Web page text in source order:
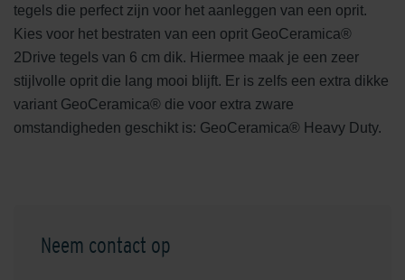
tegels die perfect zijn voor het aanleggen van een oprit.
Kies voor het bestraten van een oprit GeoCeramica®
2Drive tegels van 6 cm dik. Hiermee maak je een zeer
stijlvolle oprit die lang mooi blijft. Er is zelfs een extra dikke
variant GeoCeramica® die voor extra zware
omstandigheden geschikt is: GeoCeramica® Heavy Duty.
Neem contact op